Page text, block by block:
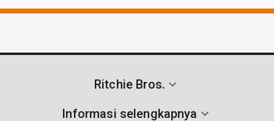
Ritchie Bros.
Informasi selengkapnya